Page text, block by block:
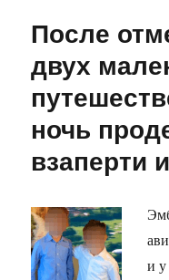
После
двух
ночь
взаперти
и у